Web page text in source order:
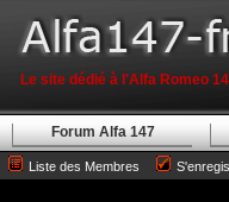
Le site dédié à l'Alfa Romeo
Forum Alfa 147
Liste des Membres